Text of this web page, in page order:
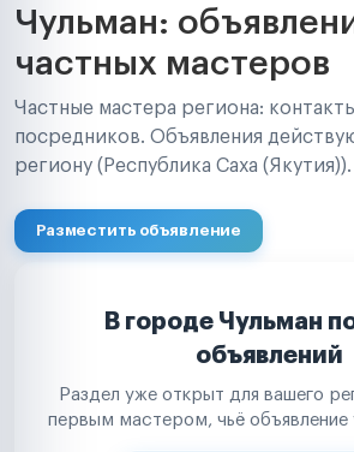
Чульман:
частных мастеров
Частные мастера региона:
посредников. Объявления
региону (Республика Саха (Якутия)).
Разместить объявление
В городе Чульман
объявлений
Раздел уже открыт для вашего
первым мастером, чьё объявление